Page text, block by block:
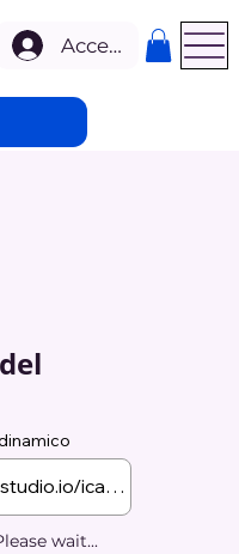
Accedi
wait...